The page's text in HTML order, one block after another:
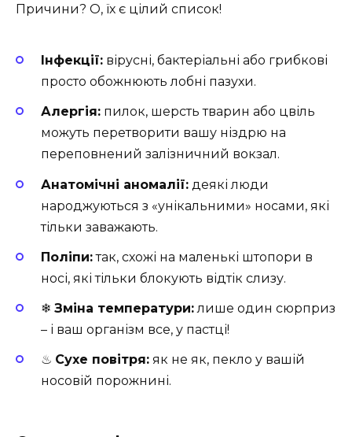
Причини? О, їх є цілий список!
Інфекції: вірусні, бактеріальні або грибкові
просто обожнюють лобні пазухи.
Алергія: пилок, шерсть тварин або цвіль
можуть перетворити вашу ніздрю на
переповнений залізничний вокзал.
Анатомічні аномалії: деякі люди
народжуються з «унікальними» носами, які
тільки заважають.
Поліпи:так, схожі на маленькі штопори в
носі, які тільки блокують відтік слизу.
❄ Зміна температури:лише один сюрприз
– і ваш організм все, у пастці!
♨ Сухе повітря: як не як, пекло у вашій
носовій порожнині.